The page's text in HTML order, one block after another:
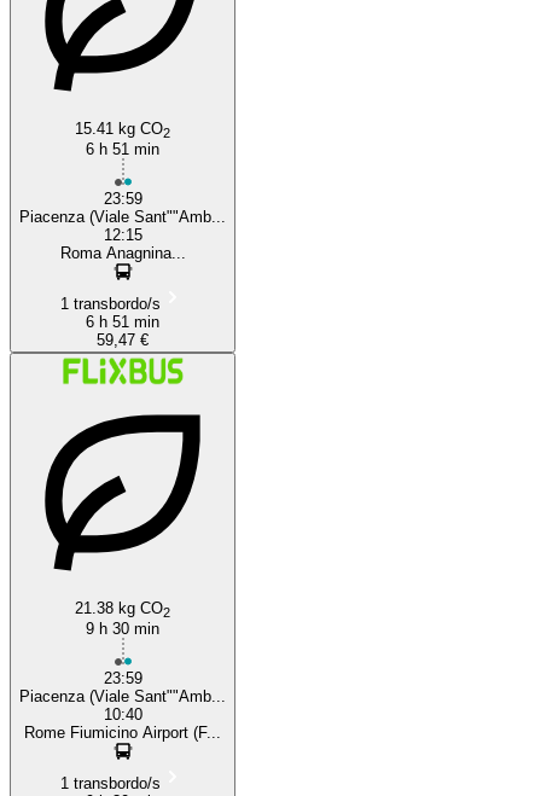
15.41 kg CO2
6 h 51 min
23:59
Piacenza (Viale Sant""Amb...
12:15
Roma Anagnina...
1 transbordo/s
6 h 51 min
59,47 €
21.38 kg CO2
9 h 30 min
23:59
Piacenza (Viale Sant""Amb...
10:40
Rome Fiumicino Airport (F...
1 transbordo/s